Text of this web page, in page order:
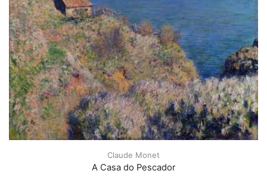
Claude Monet
A Casa do Pescador